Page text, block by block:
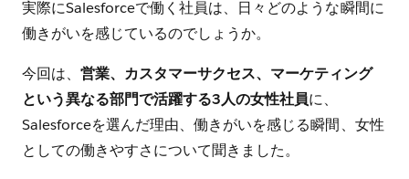
実際にSalesforceで働く社員は、日々どのような瞬間に
働きがいを感じているのでしょうか。
今回は、営業、カスタマーサクセス、マーケティング
という異なる部門で活躍する3人の女性社員に、
Salesforceを選んだ理由、働きがいを感じる瞬間、女性
としての働きやすさについて聞きました。